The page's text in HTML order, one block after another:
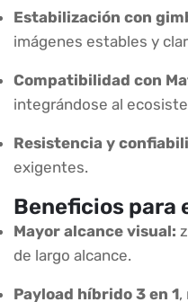
Estabilización con
imágenes estables y
Compatibilidad con
integrándose al
Resistencia y
exigentes.
Beneficios para
Mayor alcance visual:
de largo alcance.
Payload híbrido 3 en 1,